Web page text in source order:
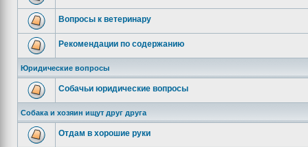
Вопросы к ветеринару
Рекомендации по содержанию
Юридические вопросы
Собачьи юридические вопросы
Собака и хозяин ищут друг друга
Отдам в хорошие руки